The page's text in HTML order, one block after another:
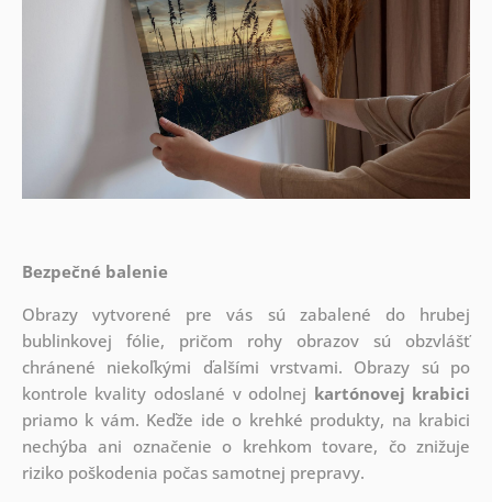
Bezpečné balenie
Obrazy vytvorené pre vás sú zabalené do hrubej
bublinkovej fólie, pričom rohy obrazov sú obzvlášť
chránené niekoľkými ďalšími vrstvami. Obrazy sú po
kontrole kvality odoslané v odolnej kartónovej krabici
priamo k vám. Keďže ide o krehké produkty, na krabici
nechýba ani označenie o krehkom tovare, čo znižuje
riziko poškodenia počas samotnej prepravy.